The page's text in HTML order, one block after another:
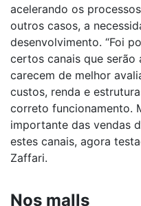
acelerando os
outros casos, a
desenvolvimento. “Foi
certos canais que serão
carecem de melhor
custos, renda e
correto funcionamento.
importante das vendas
estes canais, agora
Zaffari.
Nos malls